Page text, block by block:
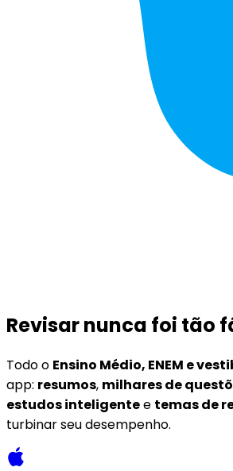
Revisar nunca foi tão
Todo o Ensino Médio, ENEM e
app: resumos, milhares de
estudos inteligentee temas de
turbinar seu desempenho.